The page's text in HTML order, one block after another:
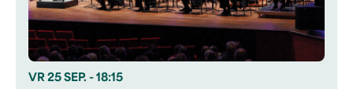
VR 25 SEP. - 18:15